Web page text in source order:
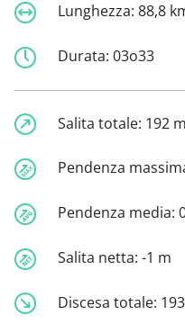
Lunghezza: 88,8
Durata: 03o33
Salita totale: 192 m
Pendenza
Pendenza media:
Salita netta: -1 m
Discesa totale: